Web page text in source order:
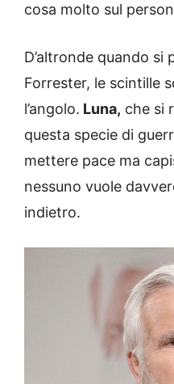
cosa molto sul
D’altronde quando si
Forrester, le scintille
l’angolo. Luna, che si
questa specie di
mettere pace ma
nessuno vuole
indietro.